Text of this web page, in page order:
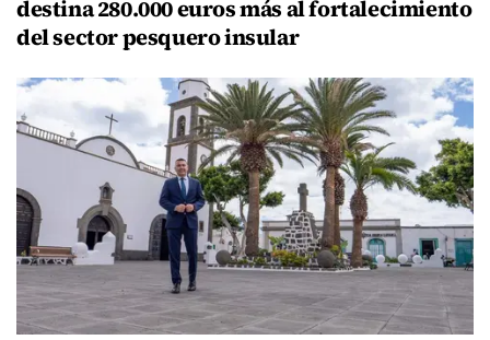
destina 280.000 euros más al fortalecimiento
del sector pesquero insular